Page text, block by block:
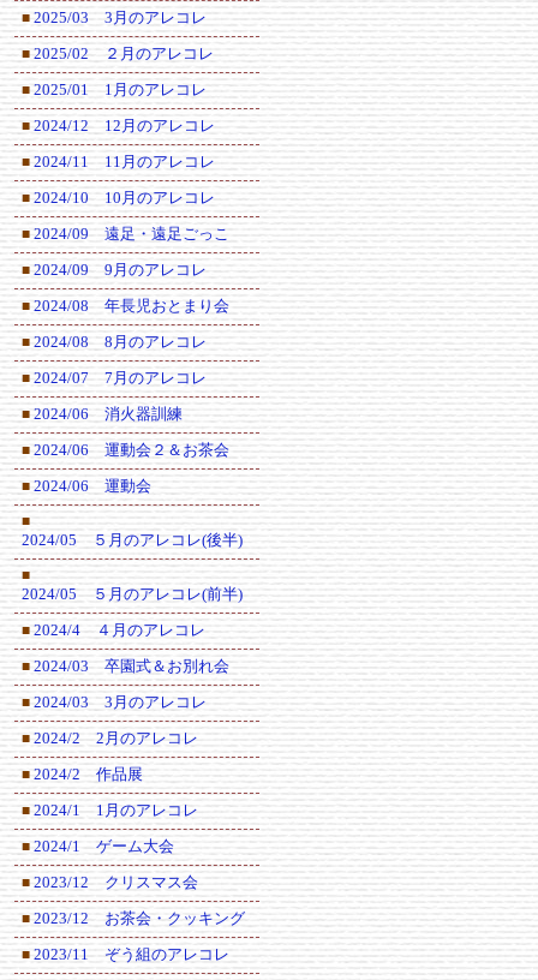
■ 2025/03 3月のアレコレ
■ 2025/02 ２月のアレコレ
■ 2025/01 1月のアレコレ
■ 2024/12 12月のアレコレ
■ 2024/11 11月のアレコレ
■ 2024/10 10月のアレコレ
■ 2024/09 遠足・遠足ごっこ
■ 2024/09 9月のアレコレ
■ 2024/08 年長児おとまり会
■ 2024/08 8月のアレコレ
■ 2024/07 7月のアレコレ
■ 2024/06 消火器訓練
■ 2024/06 運動会２＆お茶会
■ 2024/06 運動会
■
2024/05 ５月のアレコレ(後半)
■
2024/05 ５月のアレコレ(前半)
■ 2024/4 ４月のアレコレ
■ 2024/03 卒園式＆お別れ会
■ 2024/03 3月のアレコレ
■ 2024/2 2月のアレコレ
■ 2024/2 作品展
■ 2024/1 1月のアレコレ
■ 2024/1 ゲーム大会
■ 2023/12 クリスマス会
■ 2023/12 お茶会・クッキング
■ 2023/11 ぞう組のアレコレ